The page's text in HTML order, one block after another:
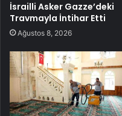
İsrailli Asker Gazze’deki
Travmayla İntihar Etti
Ağustos 8, 2026